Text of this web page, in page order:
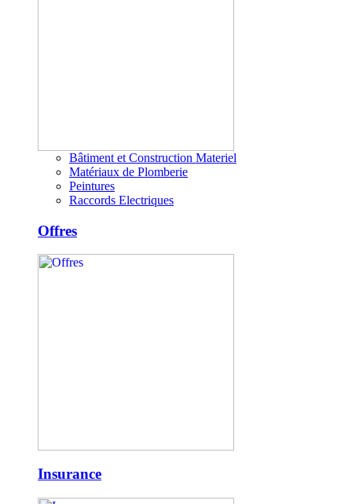
Bâtiment et Construction Materiel
Matériaux de Plomberie
Peintures
Raccords Electriques
Offres
Insurance